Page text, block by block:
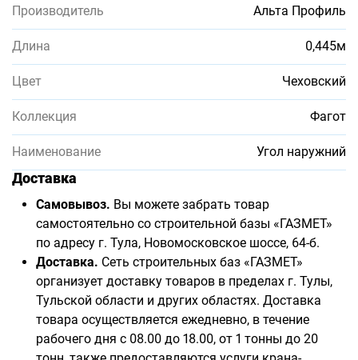
Производитель Альта Профиль
Длина 0,445м
Цвет Чеховский
Коллекция Фагот
Наименование Угол наружний
Доставка
Самовывоз. Вы можете забрать товар
самостоятельно со строительной базы «ГАЗМЕТ»
по адресу г. Тула, Новомосковское шоссе, 64-б.
Доставка. Сеть строительных баз «ГАЗМЕТ»
организует доставку товаров в пределах г. Тулы,
Тульской области и других областях. Доставка
товара осуществляется ежедневно, в течение
рабочего дня с 08.00 до 18.00, от 1 тонны до 20